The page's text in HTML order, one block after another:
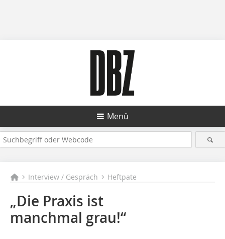
Menü
Interview / Gespräch Heftpate
„Die Praxis ist
manchmal grau!“